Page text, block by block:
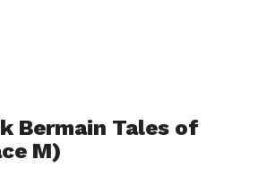
Bermain Tales of
M)